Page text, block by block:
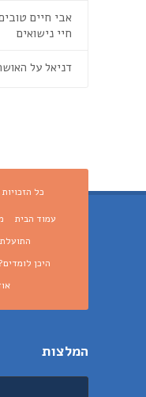
אבי חיים
חיי נישואים
דניאל על
כל הזכויות
עמוד הבית
התועלת
היכן
המלצות